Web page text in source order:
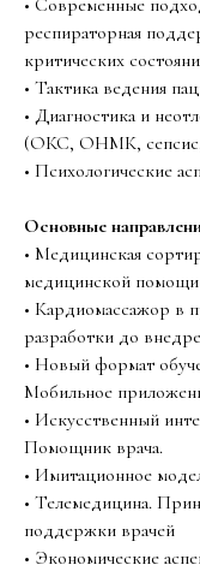
респираторная
критических
• Тактика ведения
• Диагностика и
(ОКС, ОНМК, сепсис,
• Психологические
Основные
• Медицинская
медицинской помощи
• Кардиомассажор в
разработки до
• Новый формат
Мобильное
• Искусственный
Помощник врача.
• Имитационное
• Телемедицина.
поддержки врачей
⁠• Экономические